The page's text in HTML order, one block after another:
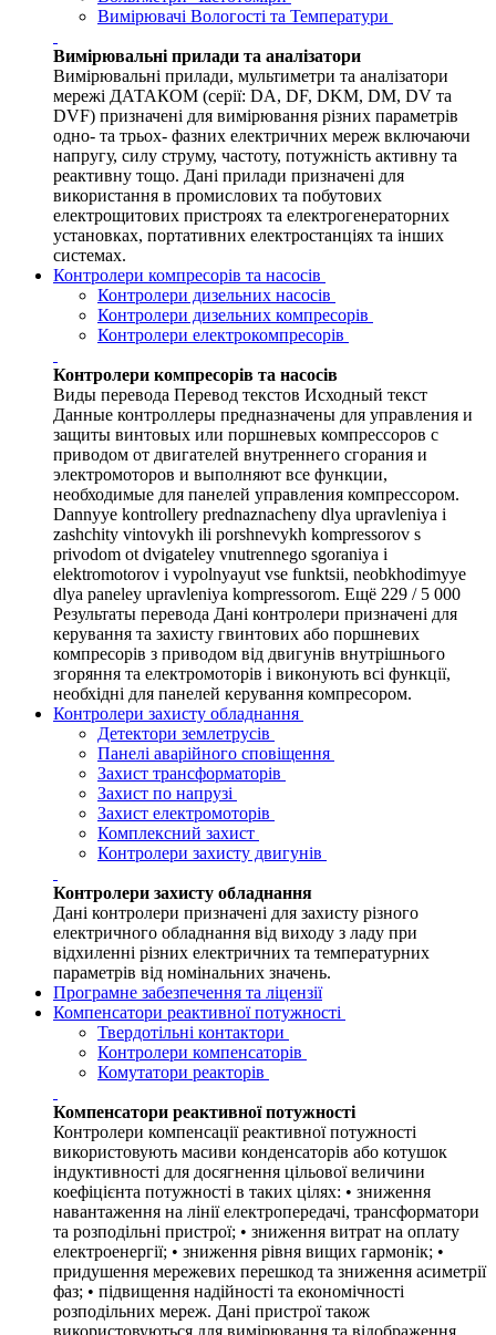
Вимірювачі Вологості та Температури
Вимірювальні прилади та аналізатори
Вимірювальні прилади, мультиметри та аналізатори
мережі ДАТАКОМ (серії: DA, DF, DKM, DM, DV та
DVF) призначені для вимірювання різних параметрів
одно- та трьох- фазних електричних мереж включаючи
напругу, силу струму, частоту, потужність активну та
реактивну тощо. Дані прилади призначені для
використання в промислових та побутових
електрощитових пристроях та електрогенераторних
установках, портативних електростанціях та інших
системах.
Контролери компресорів та насосів
Контролери дизельних насосів
Контролери дизельних компресорів
Контролери електрокомпресорів
Контролери компресорів та насосів
Виды перевода Перевод текстов Исходный текст
Данные контроллеры предназначены для управления и
защиты винтовых или поршневых компрессоров с
приводом от двигателей внутреннего сгорания и
электромоторов и выполняют все функции,
необходимые для панелей управления компрессором.
Dannyye kontrollery prednaznacheny dlya upravleniya i
zashchity vintovykh ili porshnevykh kompressorov s
privodom ot dvigateley vnutrennego sgoraniya i
elektromotorov i vypolnyayut vse funktsii, neobkhodimyye
dlya paneley upravleniya kompressorom. Ещё 229 / 5 000
Результаты перевода Дані контролери призначені для
керування та захисту гвинтових або поршневих
компресорів з приводом від двигунів внутрішнього
згоряння та електромоторів і виконують всі функції,
необхідні для панелей керування компресором.
Контролери захисту обладнання
Детектори землетрусів
Панелі аварійного сповіщення
Захист трансформаторів
Захист по напрузі
Захист електромоторів
Комплексний захист
Контролери захисту двигунів
Контролери захисту обладнання
Дані контролери призначені для захисту різного
електричного обладнання від виходу з ладу при
відхиленні різних електричних та температурних
параметрів від номінальних значень.
Програмне забезпечення та ліцензії
Компенсатори реактивної потужності
Твердотільні контактори
Контролери компенсаторів
Комутатори реакторів
Компенсатори реактивної потужності
Контролери компенсації реактивної потужності
використовують масиви конденсаторів або котушок
індуктивності для досягнення цільової величини
коефіцієнта потужності в таких цілях: • зниження
навантаження на лінії електропередачі, трансформатори
та розподільні пристрої; • зниження витрат на оплату
електроенергії; • зниження рівня вищих гармонік; •
придушення мережевих перешкод та зниження асиметрії
фаз; • підвищення надійності та економічності
розподільних мереж. Дані пристрої також
використовуються для вимірювання та відображення